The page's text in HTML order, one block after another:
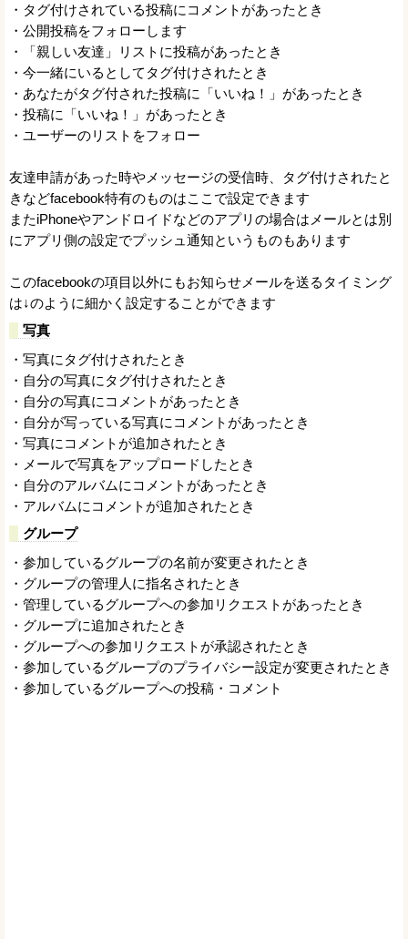
・タグ付けされている投稿にコメントがあったとき
・公開投稿をフォローします
・「親しい友達」リストに投稿があったとき
・今一緒にいるとしてタグ付けされたとき
・あなたがタグ付された投稿に「いいね！」があったとき
・投稿に「いいね！」があったとき
・ユーザーのリストをフォロー
友達申請があった時やメッセージの受信時、タグ付けされたと
きなどfacebook特有のものはここで設定できます
またiPhoneやアンドロイドなどのアプリの場合はメールとは別
にアプリ側の設定でプッシュ通知というものもあります
このfacebookの項目以外にもお知らせメールを送るタイミング
は↓のように細かく設定することができます
写真
・写真にタグ付けされたとき
・自分の写真にタグ付けされたとき
・自分の写真にコメントがあったとき
・自分が写っている写真にコメントがあったとき
・写真にコメントが追加されたとき
・メールで写真をアップロードしたとき
・自分のアルバムにコメントがあったとき
・アルバムにコメントが追加されたとき
グループ
・参加しているグループの名前が変更されたとき
・グループの管理人に指名されたとき
・管理しているグループへの参加リクエストがあったとき
・グループに追加されたとき
・グループへの参加リクエストが承認されたとき
・参加しているグループのプライバシー設定が変更されたとき
・参加しているグループへの投稿・コメント